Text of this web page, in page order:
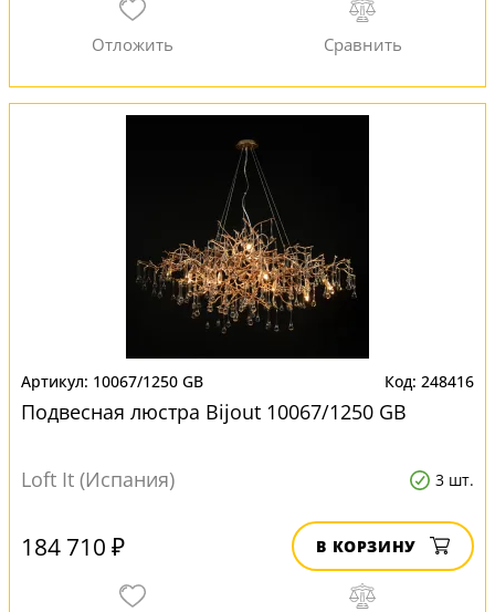
10067/1250 GB 248416
Подвесная люстра Bijout 10067/1250 GB
Loft It (Испания) 3 шт.
184 710 ₽ В КОРЗИНУ